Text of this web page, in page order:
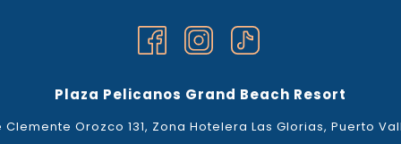
Plaza Pelicanos Grand Beach Resort
Clemente Orozco 131, Zona Hotelera Las Glorias, Puerto